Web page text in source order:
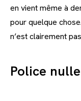
en vient même à
pour quelque
n’est clairement
Police